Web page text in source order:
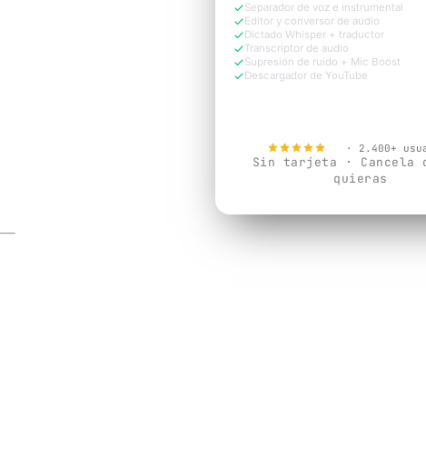
Separador de voz e instrumental
Editor y conversor de audio
Dictado Whisper + traductor
Transcriptor de audio
Supresión de ruido + Mic Boost
Descargador de YouTube
· 2.400+
Sin tarjeta · Cancela
quieras